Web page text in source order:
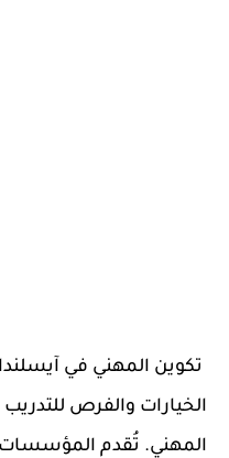
تكوين المهني في
الخيارات والفرص
المهني. تُقدم المؤسسات